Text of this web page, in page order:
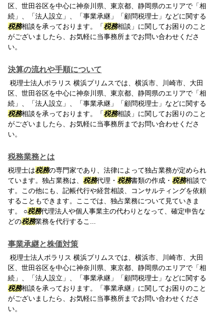
区、世田谷区を中心に神奈川県、東京都、静岡県のエリアで「相
続」、「法人設立」、「事業承継」「顧問税理士」などに関する
税務相談を承っております。「税務相談」に関してお困りのこと
がございましたら、お気軽に当事務所までお問い合わせくださ
い。
決算の流れや手順について
税理士法人ポラリス 横浜プリムスでは、横浜市、川崎市、大田
区、世田谷区を中心に神奈川県、東京都、静岡県のエリアで「相
続」、「法人設立」、「事業承継」「顧問税理士」などに関する
税務相談を承っております。「税務相談」に関してお困りのこと
がございましたら、お気軽に当事務所までお問い合わせくださ
い。
税務業務とは
税理士は税務の専門家であり、法律によって独占業務が定められ
ています。独占業務は、 税務代理・ 税務書類の作成・ 税務相談で
す。この他にも、記帳代行や経営相談、コンサルティングを依頼
することもできます。ここでは、独占業務について見ていきま
す。 ○税務代理法人や個人事業主の代わりとなって、確定申告な
どの税務業務を代行するこ...
事業承継と株価対策
税理士法人ポラリス 横浜プリムスでは、横浜市、川崎市、大田
区、世田谷区を中心に神奈川県、東京都、静岡県のエリアで「相
続」、「法人設立」、「事業承継」「顧問税理士」などに関する
税務相談を承っております。「事業承継」に関してお困りのこと
がございましたら、お気軽に当事務所までお問い合わせくださ
い。